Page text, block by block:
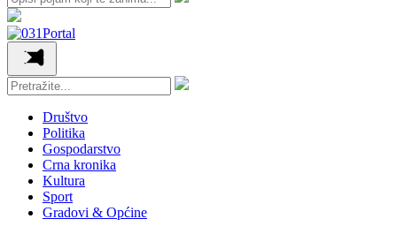
Društvo
Politika
Gospodarstvo
Crna kronika
Kultura
Sport
Gradovi & Općine